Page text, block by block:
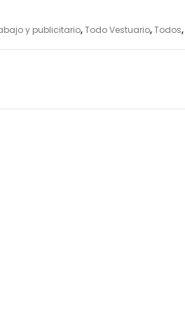
y publicitario,Todo Vestuario,Todos,